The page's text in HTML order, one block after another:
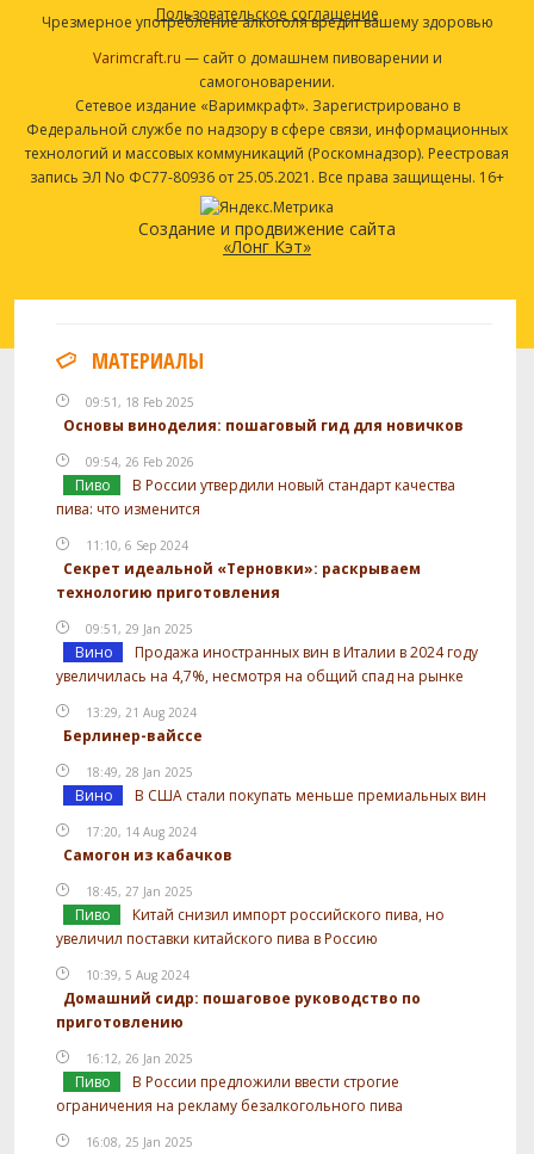
Пользовательское соглашение
Чрезмерное употребление алкоголя вредит вашему здоровью
Varimcraft.ru — сайт о домашнем пивоварении и
самогоноварении.
Сетевое издание «Варимкрафт». Зарегистрировано в
Федеральной службе по надзору в сфере связи, информационных
технологий и массовых коммуникаций (Роскомнадзор). Реестровая
запись ЭЛ No ФС77-80936 от 25.05.2021. Все права защищены. 16+
Создание и продвижение сайта
«Лонг Кэт»
МАТЕРИАЛЫ
09:51, 18 Feb 2025
Основы виноделия: пошаговый гид для новичков
09:54, 26 Feb 2026
Пиво
В России утвердили новый стандарт качества
пива: что изменится
11:10, 6 Sep 2024
Секрет идеальной «Терновки»: раскрываем
технологию приготовления
09:51, 29 Jan 2025
Вино
Продажа иностранных вин в Италии в 2024 году
увеличилась на 4,7%, несмотря на общий спад на рынке
13:29, 21 Aug 2024
Берлинер-вайссе
18:49, 28 Jan 2025
Вино В США стали покупать меньше премиальных вин
17:20, 14 Aug 2024
Самогон из кабачков
18:45, 27 Jan 2025
Пиво
Китай снизил импорт российского пива, но
увеличил поставки китайского пива в Россию
10:39, 5 Aug 2024
Домашний сидр: пошаговое руководство по
приготовлению
16:12, 26 Jan 2025
Пиво
В России предложили ввести строгие
ограничения на рекламу безалкогольного пива
16:08, 25 Jan 2025